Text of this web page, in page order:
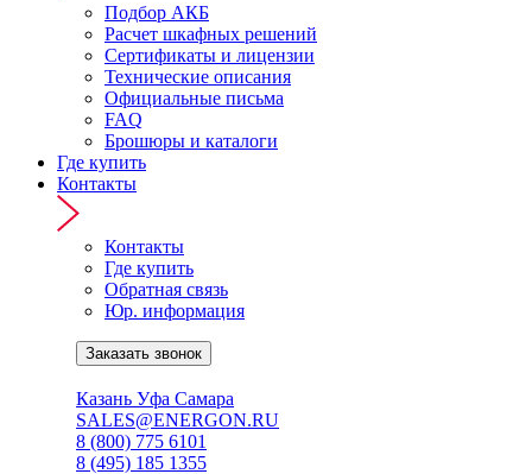
Подбор АКБ
Расчет шкафных решений
Сертификаты и лицензии
Технические описания
Официальные письма
FAQ
Брошюры и каталоги
Где купить
Контакты
Контакты
Где купить
Обратная связь
Юр. информация
Заказать звонок
Казань Уфа Самара
SALES@ENERGON.RU
8 (800) 775 6101
8 (495) 185 1355